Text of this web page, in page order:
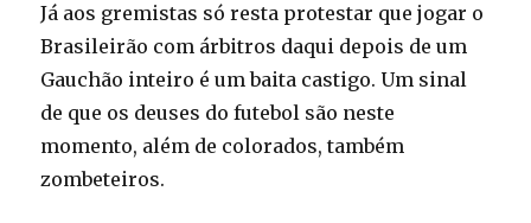
Já aos gremistas só resta protestar que jogar o
Brasileirão com árbitros daqui depois de um
Gauchão inteiro é um baita castigo. Um sinal
de que os deuses do futebol são neste
momento, além de colorados, também
zombeteiros.